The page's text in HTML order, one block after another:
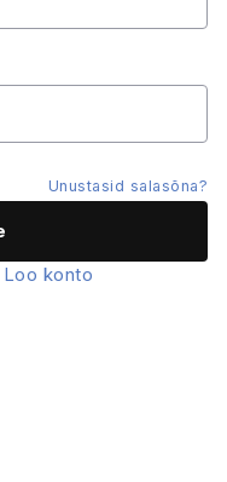
Unustasid salasõna?
Loo konto